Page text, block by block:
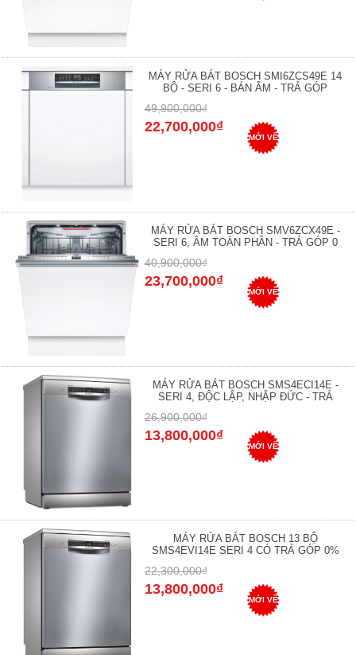
MÁY RỬA BÁT BOSCH SMI6ZCS49E 14
BỘ - SERI 6 - BÁN ÂM - TRẢ GÓP
49,900,000₫
22,700,000₫
MỚI VỀ
MÁY RỬA BÁT BOSCH SMV6ZCX49E -
SERI 6, ÂM TOÀN PHẦN - TRẢ GÓP 0
40,900,000₫
23,700,000₫
MỚI VỀ
MÁY RỬA BÁT BOSCH SMS4ECI14E -
SERI 4, ĐỘC LẬP, NHẬP ĐỨC - TRẢ
26,900,000₫
13,800,000₫
MỚI VỀ
MÁY RỬA BÁT BOSCH 13 BỘ
SMS4EVI14E SERI 4 CÓ TRẢ GÓP 0%
22,300,000₫
13,800,000₫
MỚI VỀ